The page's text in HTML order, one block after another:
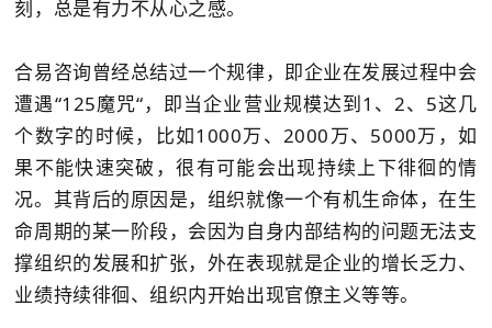
刻，总是有力不从心之感。
合易咨询曾经总结过一个规律，即企业在发展过程中会
遭遇“125魔咒“，即当企业营业规模达到1、2、5这几
个数字的时候，比如1000万、2000万、5000万，如
果不能快速突破，很有可能会出现持续上下徘徊的情
况。其背后的原因是，组织就像一个有机生命体，在生
命周期的某一阶段，会因为自身内部结构的问题无法支
撑组织的发展和扩张，外在表现就是企业的增长乏力、
业绩持续徘徊、组织内开始出现官僚主义等等。